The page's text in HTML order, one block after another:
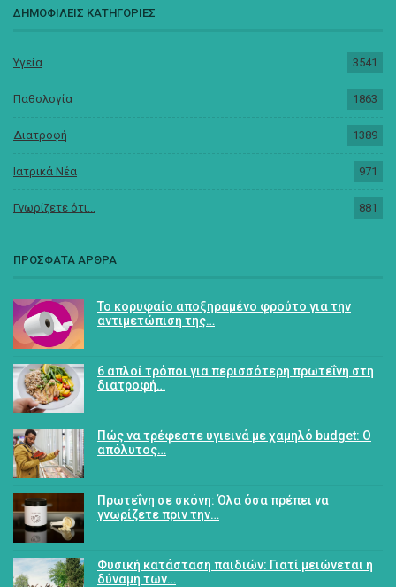
ΔΗΜΟΦΙΛΕΙΣ ΚΑΤΗΓΟΡΙΕΣ
Υγεία 3541
Παθολογία 1863
Διατροφή 1389
Ιατρικά Νέα 971
Γνωρίζετε ότι... 881
ΠΡΟΣΦΑΤΑ ΑΡΘΡΑ
Το κορυφαίο αποξηραμένο φρούτο για την
αντιμετώπιση της…
6 απλοί τρόποι για περισσότερη πρωτεΐνη στη
διατροφή…
Πώς να τρέφεστε υγιεινά με χαμηλό budget: Ο
απόλυτος…
Πρωτεΐνη σε σκόνη: Όλα όσα πρέπει να
γνωρίζετε πριν την…
Φυσική κατάσταση παιδιών: Γιατί μειώνεται η
δύναμη των…